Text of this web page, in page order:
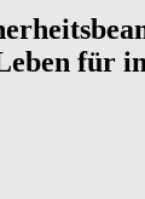
für